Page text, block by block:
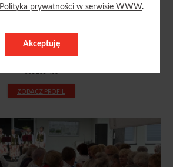
Polityka prywatności w serwisie WWW.
Akceptuję
p.grabinski
@radio.koszalin.pl
668 193 409
ZOBACZ PROFIL